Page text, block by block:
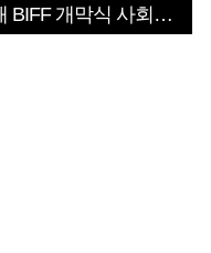
BIFF 개막식 사회자